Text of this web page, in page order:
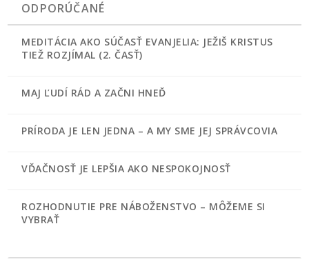
ODPORÚČANÉ
MEDITÁCIA AKO SÚČASŤ EVANJELIA: JEŽIŠ KRISTUS
TIEŽ ROZJÍMAL (2. ČASŤ)
MAJ ĽUDÍ RÁD A ZAČNI HNEĎ
PRÍRODA JE LEN JEDNA – A MY SME JEJ SPRÁVCOVIA
VĎAČNOSŤ JE LEPŠIA AKO NESPOKOJNOSŤ
ROZHODNUTIE PRE NÁBOŽENSTVO – MÔŽEME SI
VYBRAŤ